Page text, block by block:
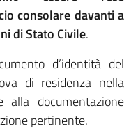
consolare davanti a
di Stato Civile.
d’identità del
di residenza nella
alla documentazione
pertinente.